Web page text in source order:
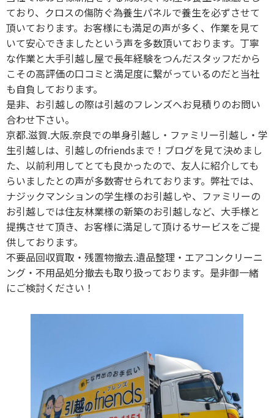
ており、クロスの傷防ぐ為養生パネルで養生を必ずさせて
頂いております。お客様にも満足の声が多く、作業を見て
いて安心できましたという声を多数頂いております。丁寧
な作業と大手引越し屋で長年経験をつんだスタッフだから
こその高評価の口コミと満足度に繋がっているのだと当社
も自負しております。
是非、お引越しの際は引越のフレンズへお見積りのお問い
合わせ下さい。
京都.滋賀.大阪.奈良での単身引越し・ファミリー引越し・学
生引越しは、引越しのfriendsまで！ブログを見て決めまし
た、以前利用してとても良かったので、友人に紹介しても
らいましたとの声が多数寄せられております。弊社では、
ナジックマンションの学生様のお引越しや、ファミリーの
お引越しでは住友林業様の新築のお引越しなど、大手様と
提携させて頂き、お客様に満足して頂けるサービスをご提
供しております。
不要品回収買取・残置物撤去.遺品整理・エアコンクリーニ
ング・不用品処分撤去も取り扱っております。是非御一緒
にご検討ください！